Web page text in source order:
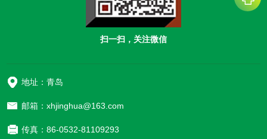
扫一扫，关注微信
地址：青岛
邮箱：xhjinghua@163.com
传真：86-0532-81109293